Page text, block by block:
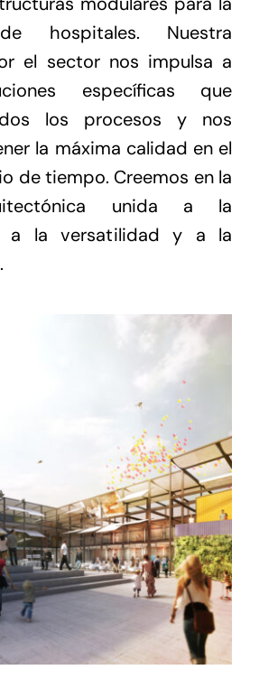
hospitales. Nuestra
el sector nos impulsa a
específicas que
los procesos y nos
la máxima calidad en el
de tiempo. Creemos en la
unida a la
a la versatilidad y a la